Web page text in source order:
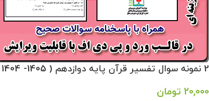
2 نمونه سوال تفسیر قرآن پایه دوازدهم ( 1405- 1404 )
20,000 تومان